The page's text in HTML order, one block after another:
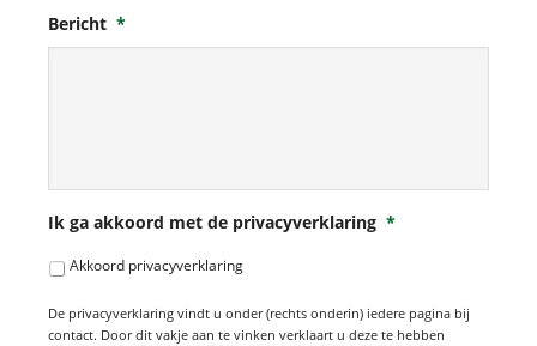
Bericht *
Ik ga akkoord met de privacyverklaring *
Akkoord privacyverklaring
De privacyverklaring vindt u onder (rechts onderin) iedere pagina bij
contact. Door dit vakje aan te vinken verklaart u deze te hebben